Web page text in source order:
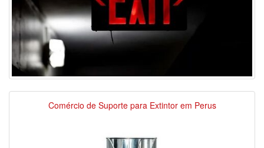
Comércio de Suporte para Extintor em Perus